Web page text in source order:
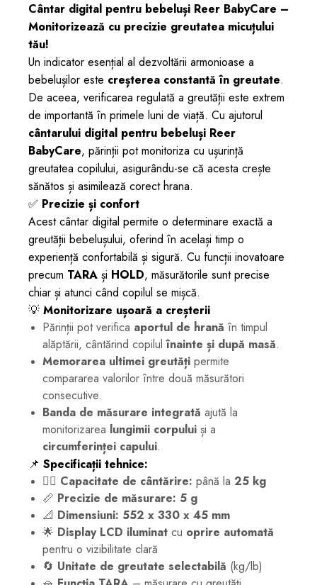
Cântar digital pentru bebeluși Reer BabyCare –
Monitorizează cu precizie greutatea micuțului
tău!
Un indicator esențial al dezvoltării armonioase a
bebelușilor este creșterea constantă în greutate.
De aceea, verificarea regulată a greutății este extrem
de importantă în primele luni de viață. Cu ajutorul
cântarului digital pentru bebeluși Reer
BabyCare, părinții pot monitoriza cu ușurință
greutatea copilului, asigurându-se că acesta crește
sănătos și asimilează corect hrana.
✅ Precizie și confort
Acest cântar digital permite o determinare exactă a
greutății bebelușului, oferind în același timp o
experiență confortabilă și sigură. Cu funcții inovatoare
precum TARA și HOLD, măsurătorile sunt precise
chiar și atunci când copilul se mișcă.
💡 Monitorizare ușoară a creșterii
Părinții pot verifica aportul de hrană în timpul
alăptării, cântărind copilulînainte și după masă.
Memorarea ultimei greutăți permite
compararea valorilor între două măsurători
consecutive.
Banda de măsurare integrată ajută la
monitorizarea lungimii corpului și a
circumferinței capului.
📌 Specificații tehnice:
🏋️‍♂️ Capacitate de cântărire: până la 25 kg
📏 Precizie de măsurare: 5 g
📐 Dimensiuni: 552 x 330 x 45 mm
🌟 Display LCD iluminat cu oprire automată
pentru o vizibilitate clară
🔄 Unitate de greutate selectabilă (kg/lb)